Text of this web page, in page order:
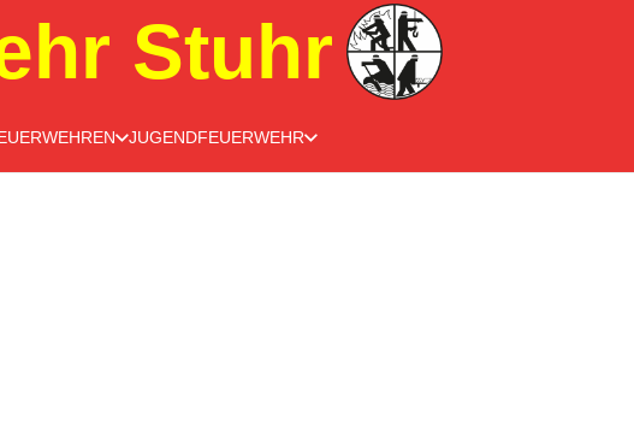
Stuhr
JUGENDFEUERWEHR